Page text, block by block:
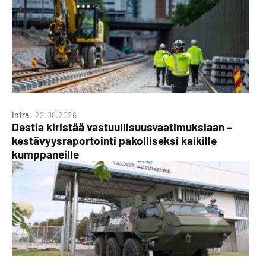
Infra 22.06.2026
Destia kiristää vastuullisuusvaatimuksiaan –
kestävyysraportointi pakolliseksi kaikille
kumppaneille